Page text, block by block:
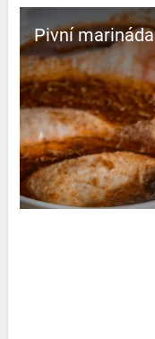
Pivní marináda